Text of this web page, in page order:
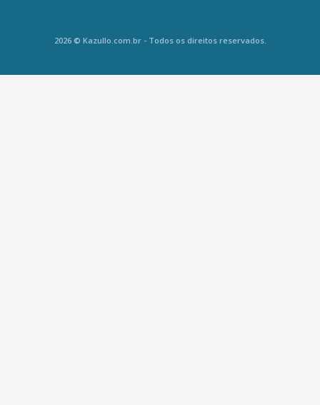
2026 © Kazullo.com.br - Todos os direitos reservados.